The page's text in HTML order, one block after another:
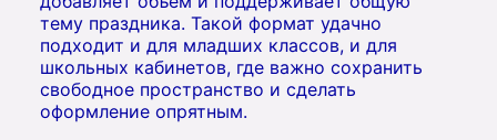
тему праздника. Такой формат удачно
подходит и для младших классов, и для
школьных кабинетов, где важно сохранить
свободное пространство и сделать
оформление опрятным.